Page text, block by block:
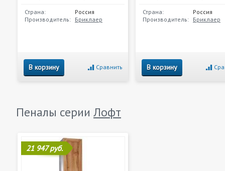
Страна:
Россия
Производитель: Бриклаер
В корзину Сравнить
Страна:
Россия
Производитель: Бриклаер
В корзину
Пеналы серии Лофт
21 947 руб.